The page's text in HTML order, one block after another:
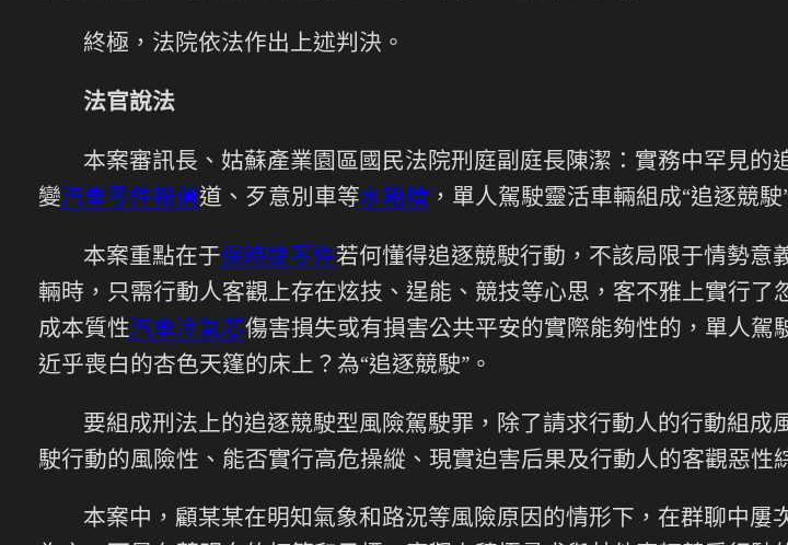
終極，法院依法作出上述判決。
法官說法
本案審訊長、姑蘇產業園區國民法院刑庭副庭長陳潔：實務中罕見
變汽車零件報價道、歹意別車等水箱精 ，單人駕駛靈活車輛組成“追逐競駛
本案重點在于保時捷零件若何懂得追逐競駛行動，不該局限于情勢意
輛時，只需行動人客觀上存在炫技、逞能、競技等心思，客不雅上實行
成本質性汽車冷氣芯傷害損失或有損害公共平安的實際能夠性的，單人駕
近乎喪白的杏色天篷的床上？為“追逐競駛”。
要組成刑法上的追逐競駛型風險駕駛罪，除了請求行動人的行動組成
駛行動的風險性、能否實行高危操縱、現實迫害后果及行動人的客觀惡性
本案中，顧某某在明知氣象和路況等風險原因的情形下，在群聊中